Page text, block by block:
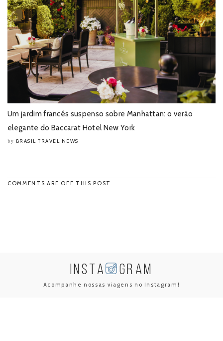
Um jardim francês suspenso sobre Manhattan: o verão
elegante do Baccarat Hotel New York
by BRASIL TRAVEL NEWS
COMMENTS ARE OFF THIS POST
INSTA GRAM
Acompanhe nossas viagens no Instagram!